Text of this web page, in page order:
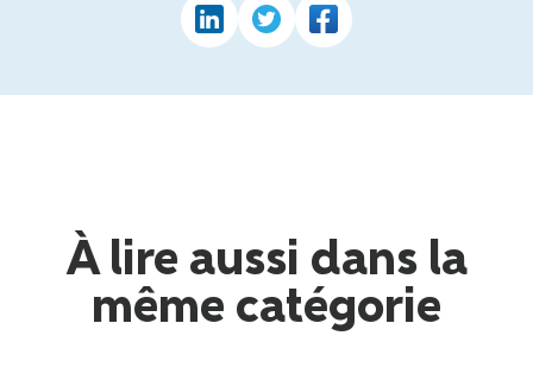
À lire aussi dans la
même catégorie